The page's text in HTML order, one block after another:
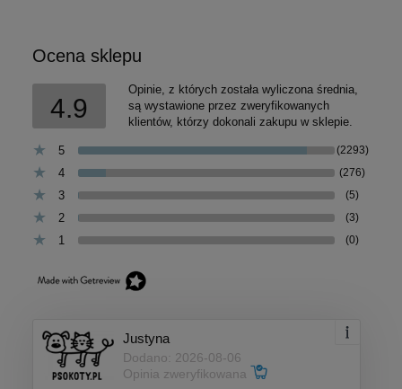
Ocena sklepu
4.9
Opinie, z których została wyliczona średnia,
są wystawione przez zweryfikowanych
klientów, którzy dokonali zakupu w sklepie.
5 (2293)
4 (276)
3 (5)
2 (3)
1 (0)
Justyna
Dodano: 2026-08-06
Opinia zweryfikowana